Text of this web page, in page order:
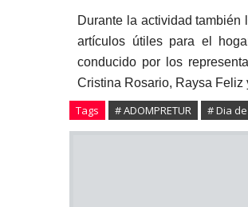
Durante la actividad también
artículos útiles para el
conducido por los
Cristina Rosario, Raysa Feliz
Tags # ADOMPRETUR # Dia